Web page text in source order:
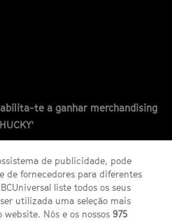
te a ganhar merchandising
de publicidade, pode
de fornecedores para diferentes
liste todos os seus
utilizada uma seleção mais
Nós e os nossos975